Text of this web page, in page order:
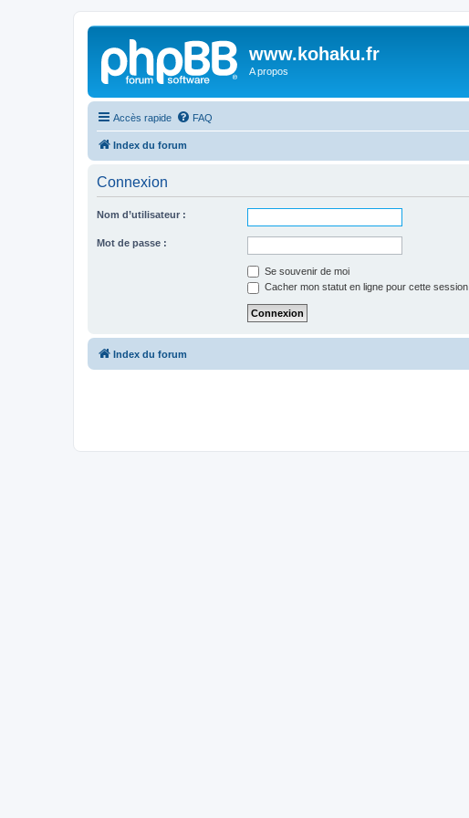
www.kohaku.fr
A propos
Accès rapide FAQ
Index du forum
Connexion
Nom d’utilisateur :
Mot de passe :
Se souvenir de moi
Cacher mon statut en ligne pour cette session
Index du forum